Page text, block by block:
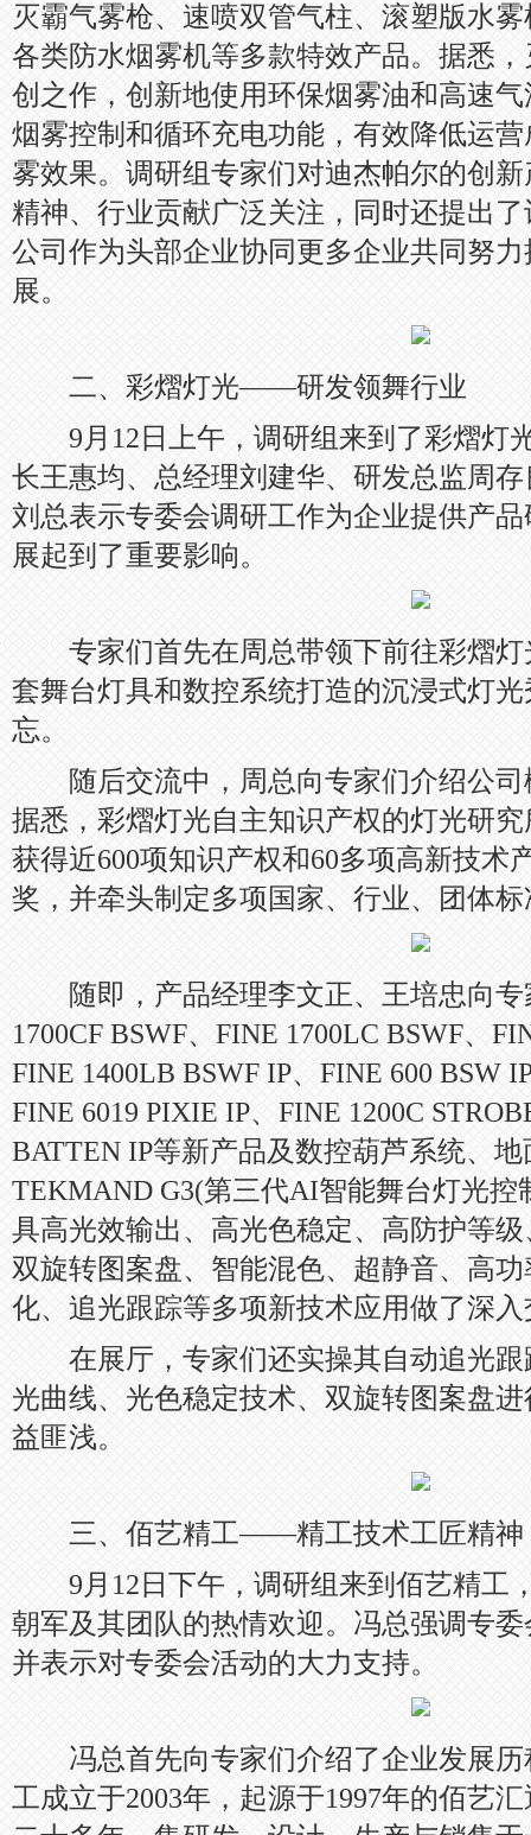
灭霸气雾枪、速喷双管气柱、滚塑版水
各类防水烟雾机等多款特效产品。据悉
创之作，创新地使用环保烟雾油和高速
烟雾控制和循环充电功能，有效降低运
雾效果。调研组专家们对迪杰帕尔的创
精神、行业贡献广泛关注，同时还提出
公司作为头部企业协同更多企业共同努
展。
二、彩熠灯光——研发领舞行业
9月12日上午，调研组来到了彩熠灯
长王惠均、总经理刘建华、研发总监周
刘总表示专委会调研工作为企业提供产
展起到了重要影响。
专家们首先在周总带领下前往彩熠灯
套舞台灯具和数控系统打造的沉浸式灯
忘。
随后交流中，周总向专家们介绍公司
据悉，彩熠灯光自主知识产权的灯光研
获得近600项知识产权和60多项高新技术
奖，并牵头制定多项国家、行业、团体标
随即，产品经理李文正、王培忠向专
1700CF BSWF、FINE 1700LC BSWF、
FINE 1400LB BSWF IP、FINE 600 BSW
FINE 6019 PIXIE IP、FINE 1200C
BATTEN IP等新产品及数控葫芦系统、
TEKMAND G3(第三代AI智能舞台灯光控
具高光效输出、高光色稳定、高防护等
双旋转图案盘、智能混色、超静音、高
化、追光跟踪等多项新技术应用做了深
在展厅，专家们还实操其自动追光跟
光曲线、光色稳定技术、双旋转图案盘
益匪浅。
三、佰艺精工——精工技术工匠精神
9月12日下午，调研组来到佰艺精工
朝军及其团队的热情欢迎。冯总强调专
并表示对专委会活动的大力支持。
冯总首先向专家们介绍了企业发展历
工成立于2003年，起源于1997年的佰艺